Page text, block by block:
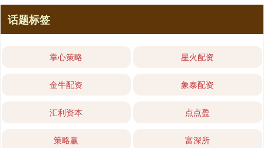
话题标签
掌心策略 星火配资
金牛配资 象泰配资
汇利资本 点点盈
策略赢 富深所